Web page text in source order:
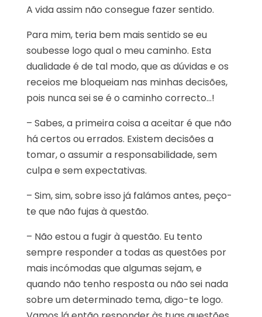
A vida assim não consegue fazer sentido.
Para mim, teria bem mais sentido se eu
soubesse logo qual o meu caminho. Esta
dualidade é de tal modo, que as dúvidas e os
receios me bloqueiam nas minhas decisões,
pois nunca sei se é o caminho correcto…!
– Sabes, a primeira coisa a aceitar é que não
há certos ou errados. Existem decisões a
tomar, o assumir a responsabilidade, sem
culpa e sem expectativas.
– Sim, sim, sobre isso já falámos antes, peço-
te que não fujas à questão.
– Não estou a fugir à questão. Eu tento
sempre responder a todas as questões por
mais incómodas que algumas sejam, e
quando não tenho resposta ou não sei nada
sobre um determinado tema, digo-te logo.